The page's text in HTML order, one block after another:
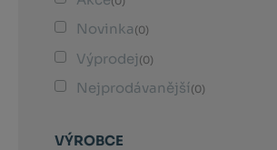
Novinka (0)
Výprodej(0)
Nejprodávanější(0)
VÝROBCE